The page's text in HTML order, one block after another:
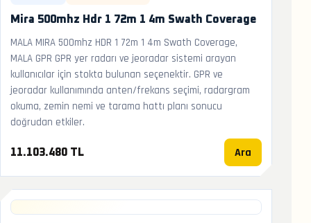
Mira 500mhz Hdr 1 72m 1 4m Swath Coverage
MALA MIRA 500mhz HDR 1 72m 1 4m Swath Coverage,
MALA GPR GPR yer radarı ve jeoradar sistemi arayan
kullanıcılar için stokta bulunan seçenektir. GPR ve
jeoradar kullanımında anten/frekans seçimi, radargram
okuma, zemin nemi ve tarama hattı planı sonucu
doğrudan etkiler.
11.103.480 TL Ara